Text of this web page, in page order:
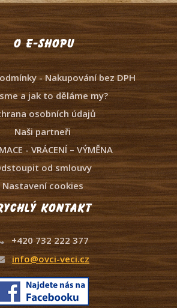
O e-shopu
- Nakupování bez DPH
a jak to děláme my?
osobních údajů
Naši partneři
- VRÁCENÍ – VÝMĚNA
od smlouvy
Nastavení cookies
kontakt
+420 732 222 377
info@ovci-veci.cz